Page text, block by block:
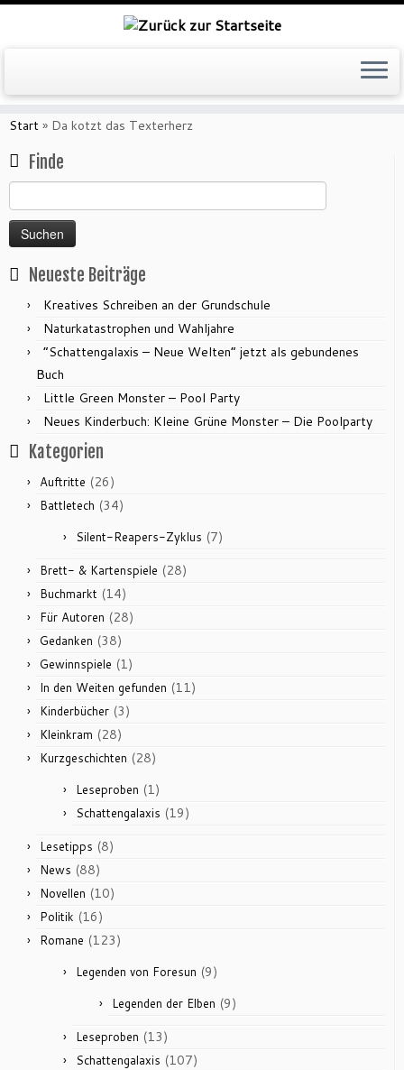
Zum
Inhalt
Start » Da kotzt das Texterherz
Finde
nach:
Neueste Beiträge
Kreatives Schreiben an der Grundschule
Naturkatastrophen und Wahljahre
“Schattengalaxis – Neue Welten” jetzt als gebundenes
Buch
Little Green Monster – Pool Party
Neues Kinderbuch: Kleine Grüne Monster – Die Poolparty
Kategorien
Auftritte (26)
Battletech (34)
Silent-Reapers-Zyklus (7)
Brett- & Kartenspiele (28)
Buchmarkt (14)
Für Autoren (28)
Gedanken (38)
Gewinnspiele (1)
In den Weiten gefunden (11)
Kinderbücher (3)
Kleinkram (28)
Kurzgeschichten (28)
Leseproben (1)
Schattengalaxis (19)
Lesetipps (8)
News (88)
Novellen (10)
Politik (16)
Romane (123)
Legenden von Foresun (9)
Legenden der Elben (9)
Leseproben (13)
Schattengalaxis (107)